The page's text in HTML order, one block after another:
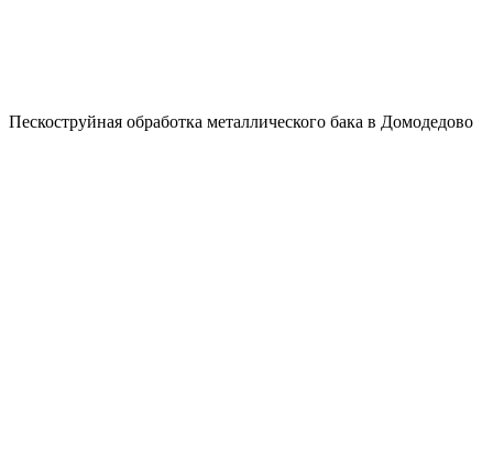
Пескоструйная обработка металлического бака в Домодедово